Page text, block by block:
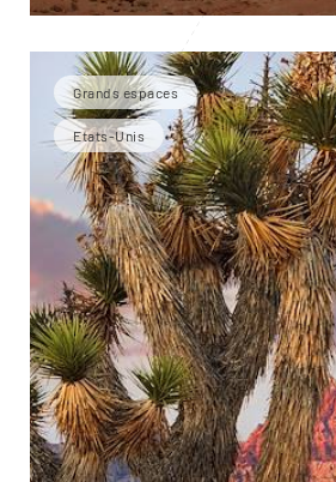
Grands espaces
Etats-Unis